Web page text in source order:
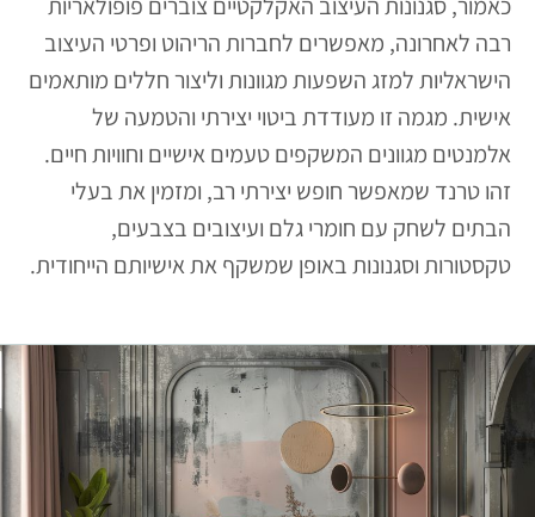
כאמור, סגנונות העיצוב האקלקטיים צוברים פופולאריות
רבה לאחרונה, מאפשרים לחברות הריהוט ופרטי העיצוב
הישראליות למזג השפעות מגוונות וליצור חללים מותאמים
אישית. מגמה זו מעודדת ביטוי יצירתי והטמעה של
אלמנטים מגוונים המשקפים טעמים אישיים וחוויות חיים.
זהו טרנד שמאפשר חופש יצירתי רב, ומזמין את בעלי
הבתים לשחק עם חומרי גלם ועיצובים בצבעים,
טקסטורות וסגנונות באופן שמשקף את אישיותם הייחודית.